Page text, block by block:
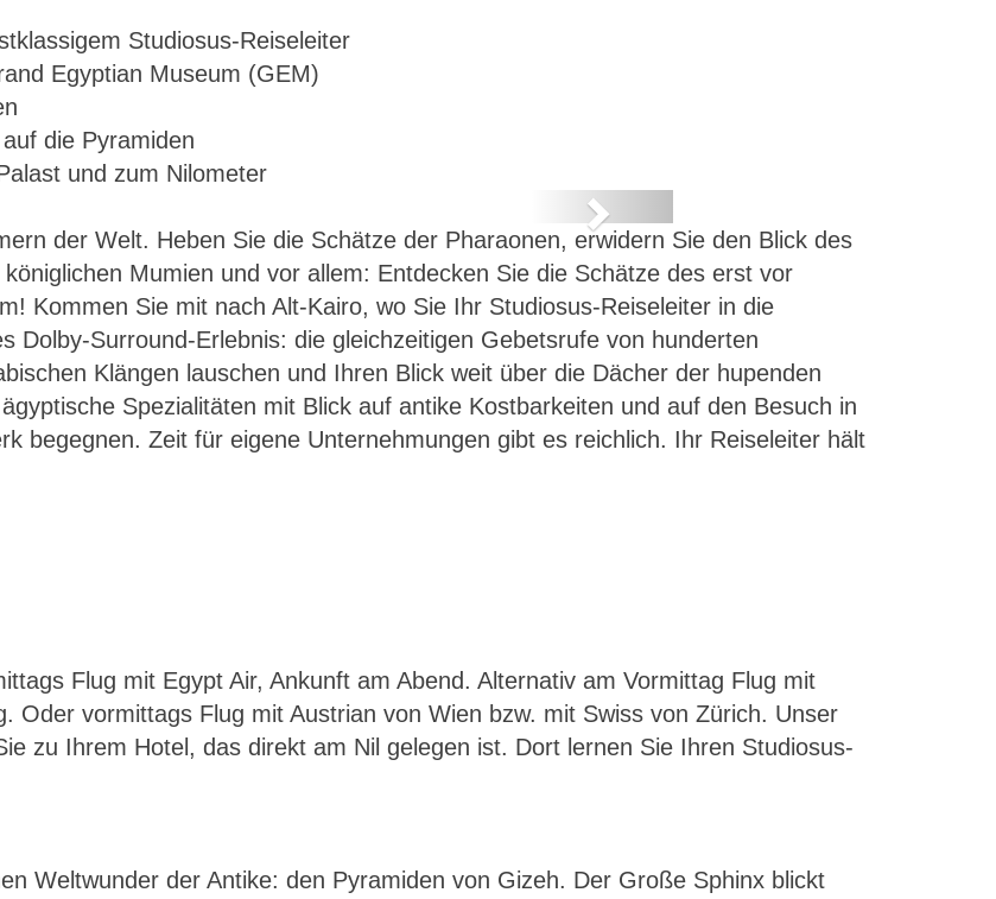
Studiosus-Reiseleiter
Egyptian Museum (GEM)
die Pyramiden
und zum Nilometer
Ägypten – Kairo
Next
der Welt. Heben Sie die Schätze der Pharaonen, erwidern Sie den Blick des
Mumien und vor allem: Entdecken Sie die Schätze des erst vor
Kommen Sie mit nach Alt-Kairo, wo Sie Ihr Studiosus-Reiseleiter in die
Dolby-Surround-Erlebnis: die gleichzeitigen Gebetsrufe von hunderten
Klängen lauschen und Ihren Blick weit über die Dächer der hupenden
Spezialitäten mit Blick auf antike Kostbarkeiten und auf den Besuch in
begegnen. Zeit für eigene Unternehmungen gibt es reichlich. Ihr Reiseleiter hält
Flug mit Egypt Air, Ankunft am Abend. Alternativ am Vormittag Flug mit
Oder vormittags Flug mit Austrian von Wien bzw. mit Swiss von Zürich. Unser
zu Ihrem Hotel, das direkt am Nil gelegen ist. Dort lernen Sie Ihren Studiosus-
Weltwunder der Antike: den Pyramiden von Gizeh. Der Große Sphinx blickt